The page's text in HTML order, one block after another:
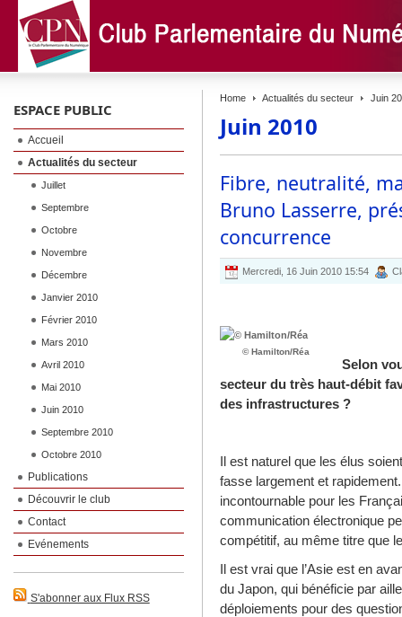
Home Actualités du secteur Juin
Juin 2010
Fibre, neutralité,
Bruno Lasserre,
concurrence
Mercredi, 16 Juin 2010 15:54
© Hamilton/Réa
Selon
secteur du très haut-débit
des infrastructures ?
Il est naturel que les élus
fasse largement et
incontournable pour les
communication électronique
compétitif, au même titre que
Il est vrai que l’Asie est en
du Japon, qui bénéficie par
déploiements pour des
ESPACE PUBLIC
Accueil
Actualités du secteur
Juillet
Septembre
Octobre
Novembre
Décembre
Janvier 2010
Février 2010
Mars 2010
Avril 2010
Mai 2010
Juin 2010
Septembre 2010
Octobre 2010
Publications
Découvrir le club
Contact
Evénements
S'abonner aux Flux RSS